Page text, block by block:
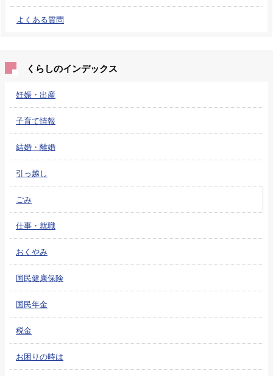
よくある質問
くらしのインデックス
妊娠・出産
子育て情報
結婚・離婚
引っ越し
ごみ
仕事・就職
おくやみ
国民健康保険
国民年金
税金
お困りの時は